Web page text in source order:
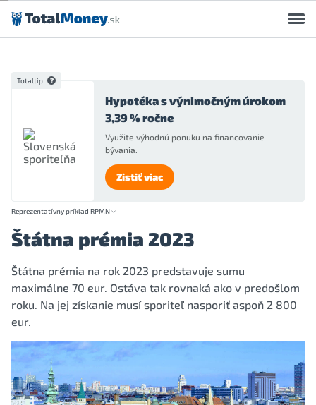
Preskočiť na obsah
Totaltip
Hypotéka s výnimočným úrokom
3,39 % ročne
Využite výhodnú ponuku na financovanie
bývania.
Zistiť viac
Reprezentatívny príklad RPMN
Štátna prémia 2023
Štátna prémia na rok 2023 predstavuje sumu
maximálne 70 eur. Ostáva tak rovnaká ako v predošlom
roku. Na jej získanie musí sporiteľ nasporiť aspoň 2 800
eur.